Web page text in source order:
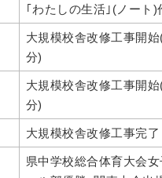
｢わたしの生活｣(ノート)
大規模校舎改修工事開
分)
大規模校舎改修工事開
分)
大規模校舎改修工事完了
県中学校総合体育大会